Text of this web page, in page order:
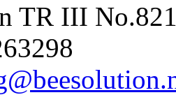
TR III